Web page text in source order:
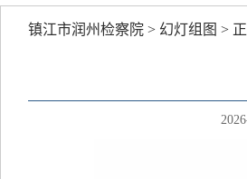
镇江市润州检察院 > 幻灯组图 >